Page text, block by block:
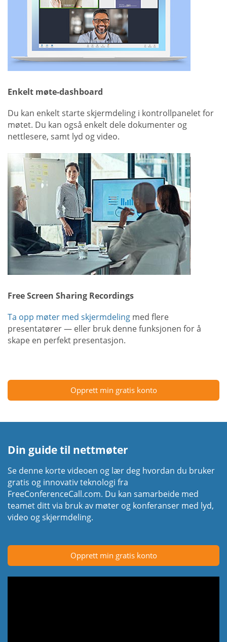
Enkelt møte-dashboard
Du kan enkelt starte skjermdeling i kontrollpanelet for
møtet. Du kan også enkelt dele dokumenter og
nettlesere, samt lyd og video.
Free Screen Sharing Recordings
Ta opp møter med skjermdeling med flere
presentatører — eller bruk denne funksjonen for å
skape en perfekt presentasjon.
Opprett min gratis konto
Din guide til nettmøter
Se denne korte videoen og lær deg hvordan du bruker
gratis og innovativ teknologi fra
FreeConferenceCall.com. Du kan samarbeide med
teamet ditt via bruk av møter og konferanser med lyd,
video og skjermdeling.
Opprett min gratis konto